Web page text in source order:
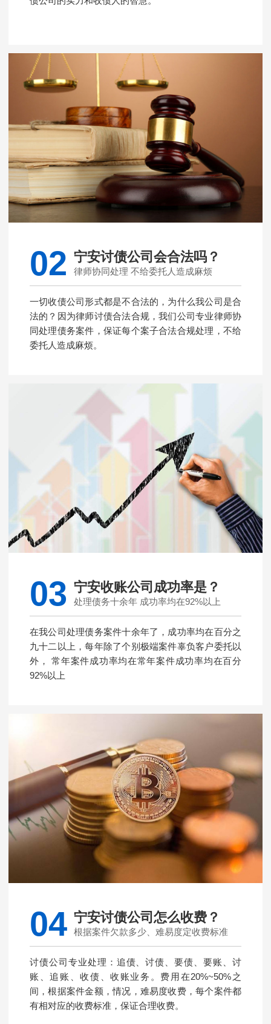
02 宁安讨债公司会合法吗？
律师协同处理 不给委托人造成麻烦
一切收债公司形式都是不合法的，为什么我公司是合
法的？因为律师讨债合法合规，我们公司专业律师协
同处理债务案件，保证每个案子合法合规处理，不给
委托人造成麻烦。
03 宁安收账公司成功率是？
处理债务十余年 成功率均在92%以上
在我公司处理债务案件十余年了，成功率均在百分之
九十二以上，每年除了个别极端案件辜负客户委托以
外， 常年案件成功率均在常年案件成功率均在百分
92%以上
04 宁安讨债公司怎么收费？
根据案件欠款多少、难易度定收费标准
讨债公司专业处理：追债、讨债、要债、要账、讨
账、追账、收债、收账业务。费用在20%~50%之
间，根据案件金额，情况，难易度收费，每个案件都
有相对应的收费标准，保证合理收费。